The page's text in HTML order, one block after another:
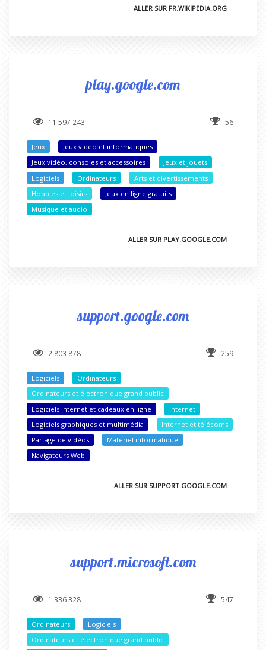
ALLER SUR FR.WIKIPEDIA.ORG
play.google.com
11 597 243 56
Jeux
Jeux vidéo et informatiques
Jeux vidéo, consoles et accessoires
Jeux et jouets
Logiciels
Ordinateurs
Arts et divertissements
Hobbies et loisirs
Jeux en ligne gratuits
Musique et audio
ALLER SUR PLAY.GOOGLE.COM
support.google.com
2 803 878 259
Logiciels
Ordinateurs
Ordinateurs et électronique grand public
Logiciels Internet et cadeaux en ligne
Internet
Logiciels graphiques et multimédia
Internet et télécoms
Partage de vidéos
Matériel informatique
Navigateurs Web
ALLER SUR SUPPORT.GOOGLE.COM
support.microsoft.com
1 336 328 547
Ordinateurs
Logiciels
Ordinateurs et électronique grand public